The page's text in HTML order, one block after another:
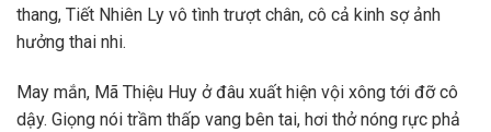
thang, Tiết Nhiên Ly vô tình trượt chân, cô cả kinh sợ ảnh
hưởng thai nhi.
May mắn, Mã Thiệu Huy ở đâu xuất hiện vội xông tới đỡ cô
dậy. Giọng nói trầm thấp vang bên tai, hơi thở nóng rực phả